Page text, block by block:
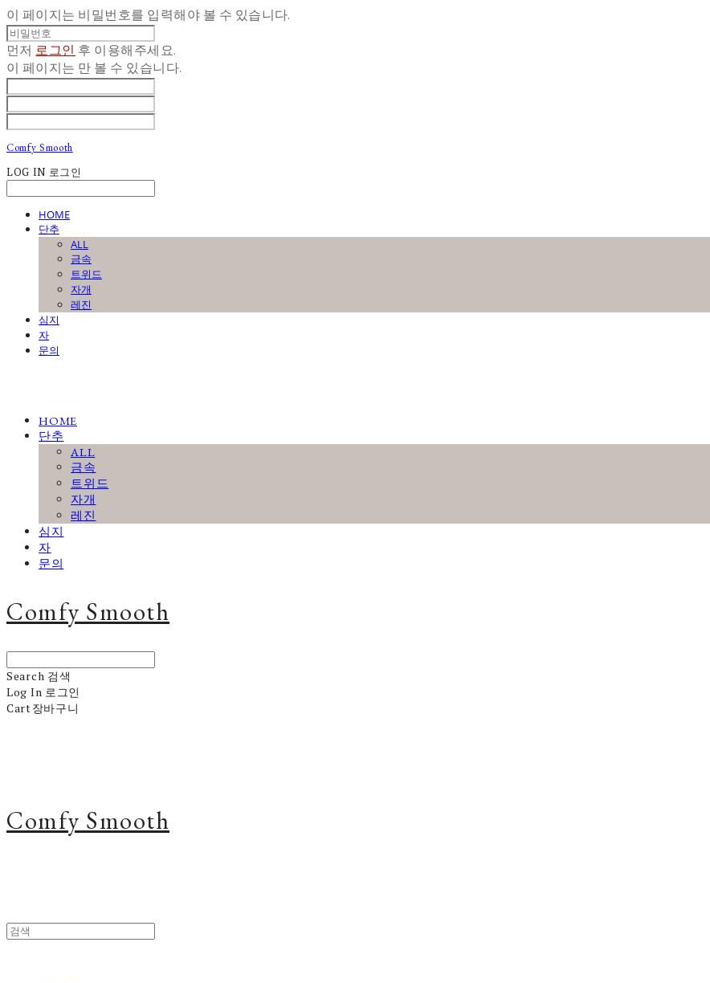
이 페이지는 비밀번호를 입력해야 볼 수 있습니다.
먼저 로그인 후 이용해주세요.
이 페이지는 만 볼 수 있습니다.
Comfy Smooth
LOG IN 로그인
HOME
단추
ALL
금속
트위드
자개
레진
심지
자
문의
HOME
단추
ALL
금속
트위드
자개
레진
심지
자
문의
Comfy Smooth
Search 검색
Log In 로그인
Cart장바구니
Comfy Smooth